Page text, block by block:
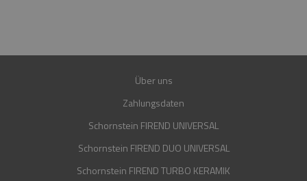
Über uns
Zahlungsdaten
Schornstein FIREND UNIVERSAL
Schornstein FIREND DUO UNIVERSAL
Schornstein FIREND TURBO KERAMIK